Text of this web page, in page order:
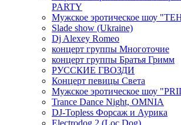
PARTY
Мужское эротическое шоу
Slade show (Ukraine)
Dj Alexey Romeo
концерт группы Многоточие
концерт группы Братья Гримм
РУССКИЕ ГВОЗДИ
Концерт певицы Света
Мужское эротическое шоу
Trance Dance Night, OMNIA
DJ-Topless Форсаж и Аурика
Electrodog 2 (Loc Dog)